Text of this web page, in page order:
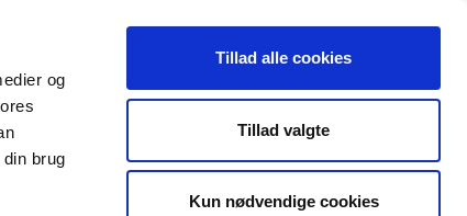
og
brug
Tillad alle cookies
Tillad valgte
Kun nødvendige cookies
Forhandlere
Om DUKA
Miljø og
certificering
leveringsbetingelser